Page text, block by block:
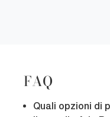
FAQ
Quali opzioni di